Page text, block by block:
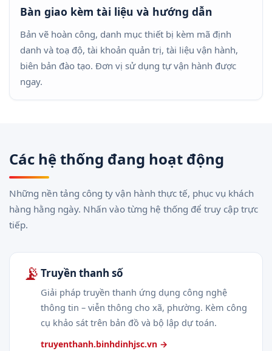
Bàn giao kèm tài liệu và hướng dẫn
Bản vẽ hoàn công, danh mục thiết bị kèm mã định
danh và toạ độ, tài khoản quản trị, tài liệu vận hành,
biên bản đào tạo. Đơn vị sử dụng tự vận hành được
ngay.
Các hệ thống đang hoạt động
Những nền tảng công ty vận hành thực tế, phục vụ khách
hàng hằng ngày. Nhấn vào từng hệ thống để truy cập trực
tiếp.
📡 Truyền thanh số
Giải pháp truyền thanh ứng dụng công nghệ
thông tin – viễn thông cho xã, phường. Kèm công
cụ khảo sát trên bản đồ và bộ lập dự toán.
truyenthanh.binhdinhjsc.vn →